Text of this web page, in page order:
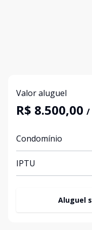
Valor aluguel
R$ 8.500,00 /
Condomínio
IPTU
Aluguel